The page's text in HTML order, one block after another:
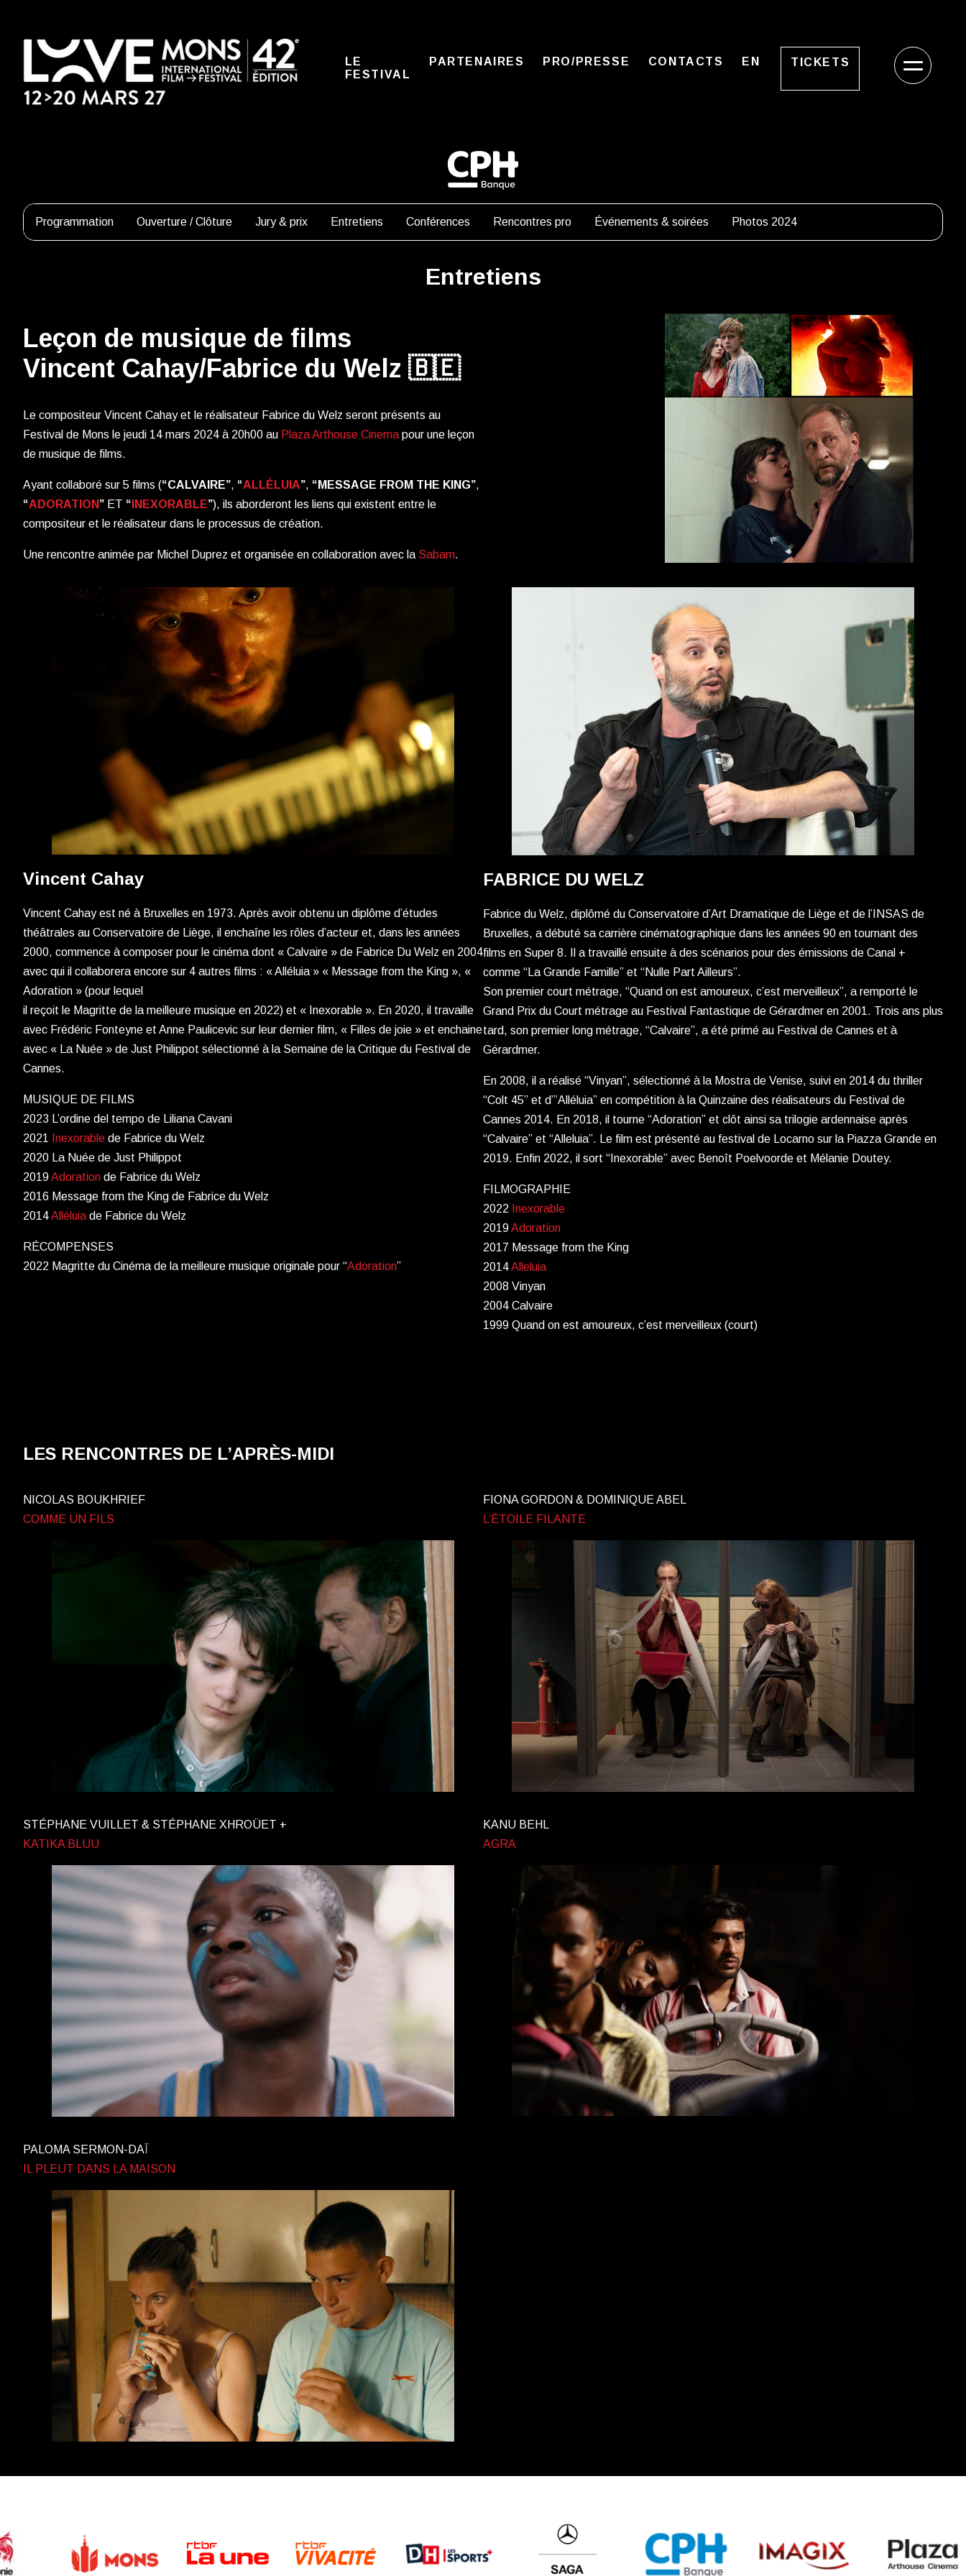
LE
FESTIVAL
PARTENAIRES PRO/PRESSE CONTACTS EN TICKETS
Programmation Ouverture / Clôture Jury & prix Entretiens Conférences Rencontres pro Événements & soirées Photos 2024
Entretiens
Leçon de musique de films
Vincent Cahay/Fabrice du Welz 🇧🇪
Le compositeur Vincent Cahay et le réalisateur Fabrice du Welz seront présents au
Festival de Mons le jeudi 14 mars 2024 à 20h00 au Plaza Arthouse Cinema pour une leçon
de musique de films.
Ayant collaboré sur 5 films (“CALVAIRE”, “ALLÉLUIA”, “MESSAGE FROM THE KING”,
“ADORATION ” ET “ INEXORABLE”), ils aborderont les liens qui existent entre le
compositeur et le réalisateur dans le processus de création.
Une rencontre animée par Michel Duprez et organisée en collaboration avec la Sabam.
Vincent Cahay
Vincent Cahay est né à Bruxelles en 1973. Après avoir obtenu un diplôme d’études
théâtrales au Conservatoire de Liège, il enchaîne les rôles d’acteur et, dans les années
2000, commence à composer pour le cinéma dont « Calvaire » de Fabrice Du Welz en 2004
avec qui il collaborera encore sur 4 autres films : « Alléluia » « Message from the King », «
Adoration » (pour lequel
il reçoit le Magritte de la meilleure musique en 2022) et « Inexorable ». En 2020, il travaille
avec Frédéric Fonteyne et Anne Paulicevic sur leur dernier film, « Filles de joie » et enchaine
avec « La Nuée » de Just Philippot sélectionné à la Semaine de la Critique du Festival de
Cannes.
MUSIQUE DE FILMS
2023 L’ordine del tempo de Liliana Cavani
2021 Inexorable de Fabrice du Welz
2020 La Nuée de Just Philippot
2019Adoration de Fabrice du Welz
2016 Message from the King de Fabrice du Welz
2014Alléluia de Fabrice du Welz
RÉCOMPENSES
2022 Magritte du Cinéma de la meilleure musique originale pour “Adoration”
FABRICE DU WELZ
Fabrice du Welz, diplômé du Conservatoire d’Art Dramatique de Liège et de l’INSAS de
Bruxelles, a débuté sa carrière cinématographique dans les années 90 en tournant des
films en Super 8. Il a travaillé ensuite à des scénarios pour des émissions de Canal +
comme “La Grande Famille” et “Nulle Part Ailleurs”.
Son premier court métrage, “Quand on est amoureux, c’est merveilleux”, a remporté le
Grand Prix du Court métrage au Festival Fantastique de Gérardmer en 2001. Trois ans plus
tard, son premier long métrage, “Calvaire”, a été primé au Festival de Cannes et à
Gérardmer.
En 2008, il a réalisé “Vinyan”, sélectionné à la Mostra de Venise, suivi en 2014 du thriller
“Colt 45” et d’”Alléluia” en compétition à la Quinzaine des réalisateurs du Festival de
Cannes 2014. En 2018, il tourne “Adoration” et clôt ainsi sa trilogie ardennaise après
“Calvaire” et “Alleluia”. Le film est présenté au festival de Locarno sur la Piazza Grande en
2019. Enfin 2022, il sort “Inexorable” avec Benoît Poelvoorde et Mélanie Doutey.
FILMOGRAPHIE
2022 Inexorable
2019Adoration
2017 Message from the King
2014Alleluia
2008 Vinyan
2004 Calvaire
1999 Quand on est amoureux, c’est merveilleux (court)
LES RENCONTRES DE L’APRÈS-MIDI
NICOLAS BOUKHRIEF
COMME UN FILS
FIONA GORDON & DOMINIQUE ABEL
L’ÉTOILE FILANTE
STÉPHANE VUILLET & STÉPHANE XHROÜET +
KATIKA BLUU
KANU BEHL
AGRA
PALOMA SERMON-DAÏ
IL PLEUT DANS LA MAISON